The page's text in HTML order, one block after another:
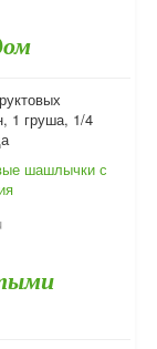
1 груша, 1/4
шашлычки с